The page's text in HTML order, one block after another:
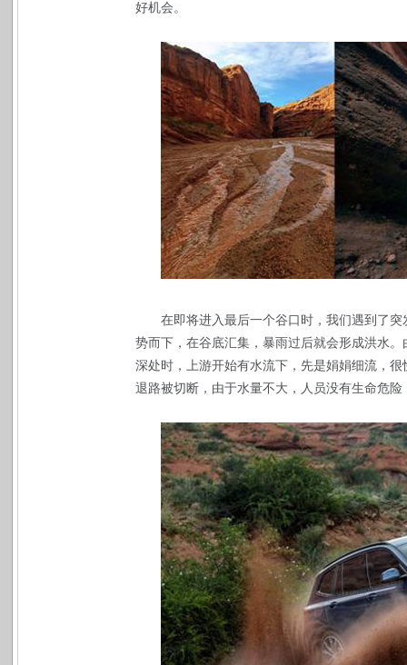
好机会。
在即将进入最后一个谷口时，我们遇到了
势而下，在谷底汇集，暴雨过后就会形成洪水
深处时，上游开始有水流下，先是娟娟细流，
退路被切断，由于水量不大，人员没有生命危